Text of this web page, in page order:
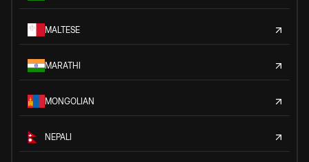
MALTESE
MARATHI
MONGOLIAN
NEPALI